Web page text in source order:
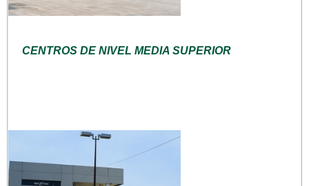
CENTROS DE NIVEL MEDIA SUPERIOR